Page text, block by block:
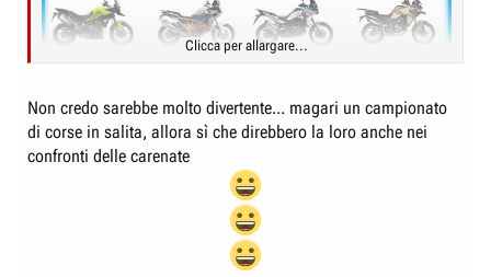
Clicca per allargare...
Non credo sarebbe molto divertente... magari un campionato
di corse in salita, allora sì che direbbero la loro anche nei
confronti delle carenate